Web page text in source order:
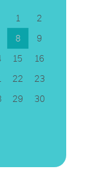
1
2
8
9
15
16
22
23
29
30